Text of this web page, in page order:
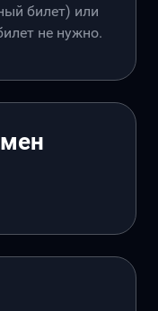
билет) или
не нужно.